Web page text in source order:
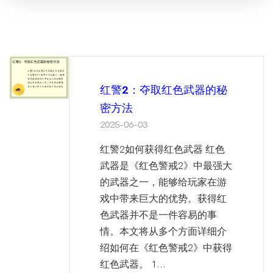
红警2：夺取红色武器的秘
密方法
2025-06-03
红警2如何获得红色武器 红色
武器是《红色警戒2》中最强大
的武器之一，能够给玩家在游
戏中带来巨大的优势。获得红
色武器并不是一件容易的事
情。本文将从多个方面详细介
绍如何在《红色警戒2》中获得
红色武器。 1...